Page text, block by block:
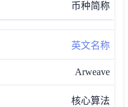
币种简称
英文名称
Arweave
核心算法